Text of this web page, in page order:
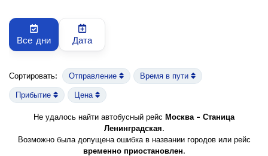
Все дни Дата
Сортировать: Отправление Время в пути
Прибытие Цена
Не удалось найти автобусный рейс Москва - Станица
Ленинградская.
Возможно была допущена ошибка в названии городов или рейс
временно приостановлен.